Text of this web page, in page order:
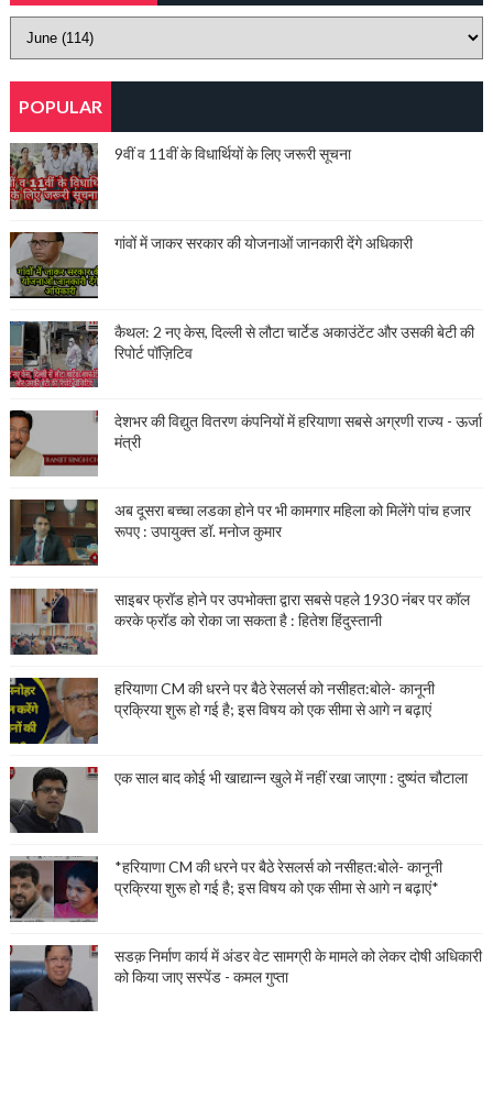
POPULAR
9वीं व 11वीं के विधार्थियों के लिए जरूरी सूचना
गांवों में जाकर सरकार की योजनाओं जानकारी देंगे अधिकारी
कैथल: 2 नए केस, दिल्ली से लौटा चार्टेड अकाउंटेंट और उसकी बेटी की
रिपोर्ट पॉज़िटिव
देशभर की विद्युत वितरण कंपनियों में हरियाणा सबसे अग्रणी राज्य - ऊर्जा
मंत्री
अब दूसरा बच्चा लडका होने पर भी कामगार महिला को मिलेंगे पांच हजार
रूपए : उपायुक्त डॉ. मनोज कुमार
साइबर फ्रॉड होने पर उपभोक्ता द्वारा सबसे पहले 1930 नंबर पर कॉल
करके फ्रॉड को रोका जा सकता है : हितेश हिंदुस्तानी
हरियाणा CM की धरने पर बैठे रेसलर्स को नसीहत:बोले- कानूनी
प्रक्रिया शुरू हो गई है; इस विषय को एक सीमा से आगे न बढ़ाएं
एक साल बाद कोई भी खाद्यान्न खुले में नहीं रखा जाएगा : दुष्यंत चौटाला
*हरियाणा CM की धरने पर बैठे रेसलर्स को नसीहत:बोले- कानूनी
प्रक्रिया शुरू हो गई है; इस विषय को एक सीमा से आगे न बढ़ाएं*
सडक़ निर्माण कार्य में अंडर वेट सामग्री के मामले को लेकर दोषी अधिकारी
को किया जाए सस्पेंड - कमल गुप्ता